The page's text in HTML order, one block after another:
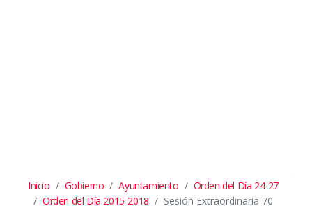
Inicio Gobierno Ayuntamiento
Orden del Día 24-27
Orden del Día 2015-2018
Sesión Extraordinaria 70